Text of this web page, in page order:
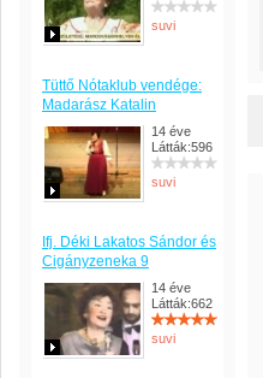
suvi
Tüttő Nótaklub vendége:
Madarász Katalin
14 éve
Látták:596
suvi
Ifj. Déki Lakatos Sándor és
Cigányzeneka 9
14 éve
Látták:662
suvi